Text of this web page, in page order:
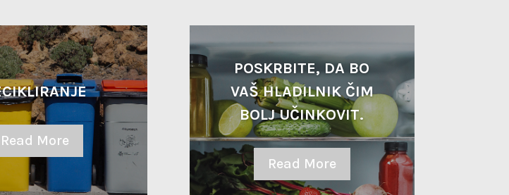
Read More
POSKRBITE, DA BO
VAŠ HLADILNIK ČIM
BOLJ UČINKOVIT.
Read More